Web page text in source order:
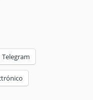
Telegram